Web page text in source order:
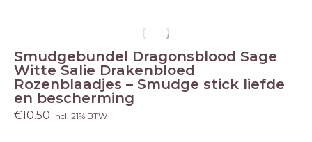
Smudgebundel Dragonsblood Sage
Witte Salie Drakenbloed
Rozenblaadjes – Smudge stick liefde
en bescherming
€10.50 incl. 21% BTW